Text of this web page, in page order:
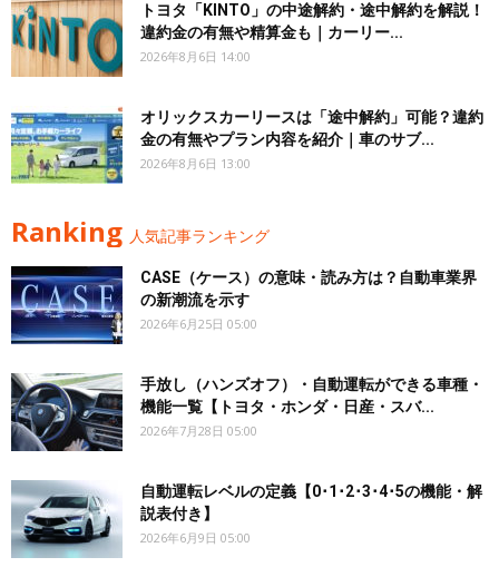
トヨタ「KINTO」の中途解約・途中解約を解説！
違約金の有無や精算金も｜カーリー...
2026年8月6日 14:00
オリックスカーリースは「途中解約」可能？違約
金の有無やプラン内容を紹介｜車のサブ...
2026年8月6日 13:00
Ranking 人気記事ランキング
CASE（ケース）の意味・読み方は？自動車業界
の新潮流を示す
2026年6月25日 05:00
手放し（ハンズオフ）・自動運転ができる車種・
機能一覧【トヨタ・ホンダ・日産・スバ...
2026年7月28日 05:00
自動運転レベルの定義【0･1･2･3･4･5の機能・解
説表付き】
2026年6月9日 05:00